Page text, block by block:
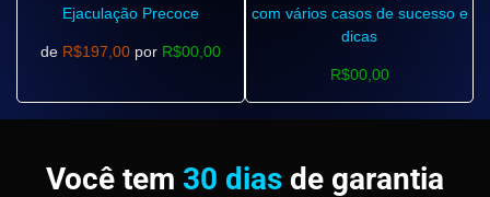
Ejaculação Precoce
de R$197,00 por R$00,00
com vários casos de sucesso e
dicas
R$00,00
Você tem 30 dias de garantia